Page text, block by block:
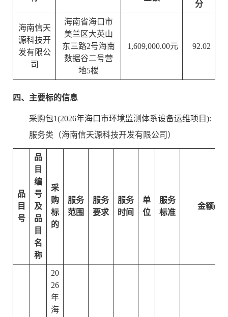
分
海南信天
源科技开
发有限公
司
海南省海口市
美兰区大英山
东三路2号海南
数据谷二号营
地5楼
1,609,000.00元 92.02
四、主要标的信息
采购包1(2026年海口市环境监测体系设备运维项目):
服务类（海南信天源科技开发有限公司）
品
目
号
品
目
编
号
及
品
目
名
称
采
购
标
的
服务
范围
服务
要求
服务
时间
单
位
服务
标准
金额(元)
20
26
年
海